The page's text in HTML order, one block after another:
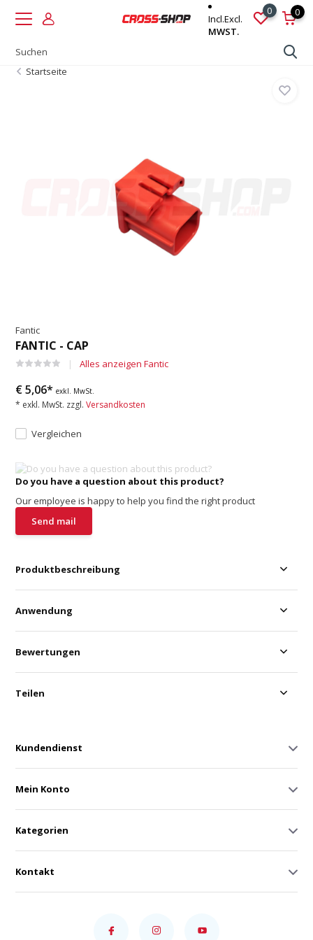
Incl.Excl.
MWST.
0 0
Startseite
Fantic
FANTIC - CAP
Alles anzeigen Fantic
€ 5,06*exkl. MwSt.
* exkl. MwSt. zzgl.Versandkosten
Vergleichen
Do you have a question about this product?
Our employee is happy to help you find the right product
Send mail
Produktbeschreibung
Anwendung
Bewertungen
Teilen
Kundendienst
Mein Konto
Kategorien
Kontakt